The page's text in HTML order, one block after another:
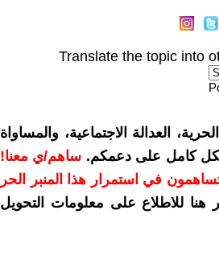
Translate the topic into
العدالة الاجتماعية، والمساواة
كامل على دعمكم. ساهم/ي معنا!
تساهمون في استمرار هذا المنبر الحر
هنا للاطلاع على معلومات التحويل